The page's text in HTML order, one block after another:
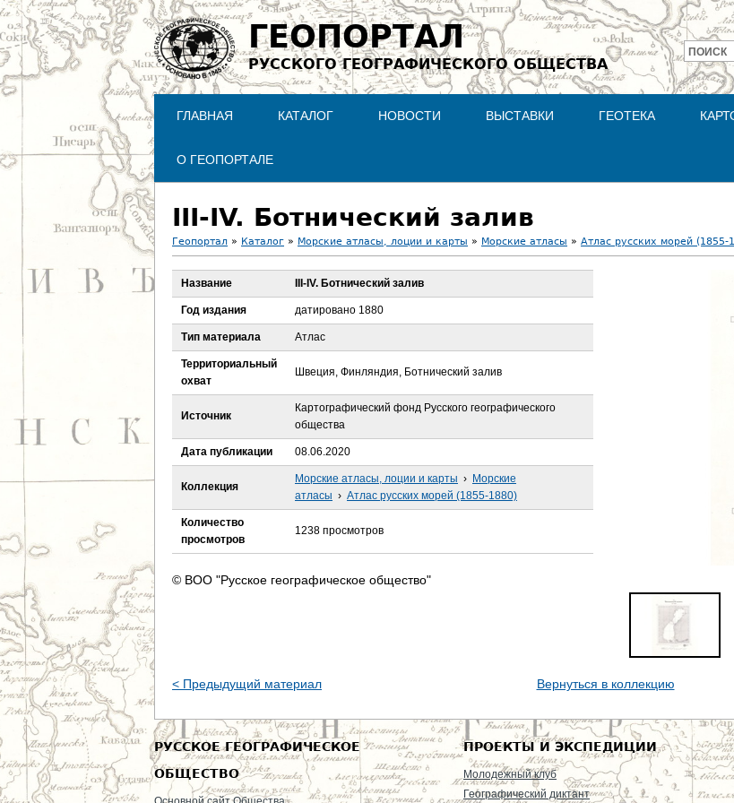
Jump to navigation
ГЕОПОРТАЛ
РУССКОГО ГЕОГРАФИЧЕСКОГО ОБЩЕСТВА
ПОИСК
ГЛАВНАЯ КАТАЛОГ НОВОСТИ ВЫСТАВКИ ГЕОТЕКА
О ГЕОПОРТАЛЕ
III-IV. Ботнический залив
В
ы
д
е
с
ь
Геопортал » Каталог » Морские атласы, лоции и карты » Морские атласы » Атлас русских морей (1855-
Название III-IV. Ботнический залив
Год издания датировано 1880
Тип материала Атлас
Территориальный
охват
Швеция, Финляндия, Ботнический залив
Источник
Картографический фонд Русского географического
общества
Дата публикации 08.06.2020
Коллекция
Морские атласы, лоции и карты › Морские
атласы › Атлас русских морей (1855-1880)
Количество
просмотров
1238 просмотров
© ВОО "Русское географическое общество"
< Предыдущий материал Вернуться в коллекцию
РУССКОЕ ГЕОГРАФИЧЕСКОЕ
ОБЩЕСТВО
ПРОЕКТЫ И ЭКСПЕДИЦИИ
Молодежный клуб
Географический диктант